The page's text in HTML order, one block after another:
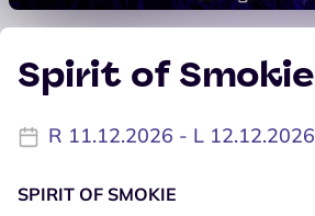
Spirit of Smokie
R 11.12.2026 - L 12.12.2026
SPIRIT OF SMOKIE